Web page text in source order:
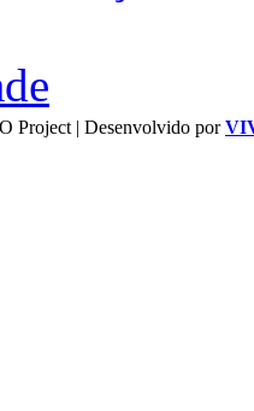
Project | Desenvolvido por